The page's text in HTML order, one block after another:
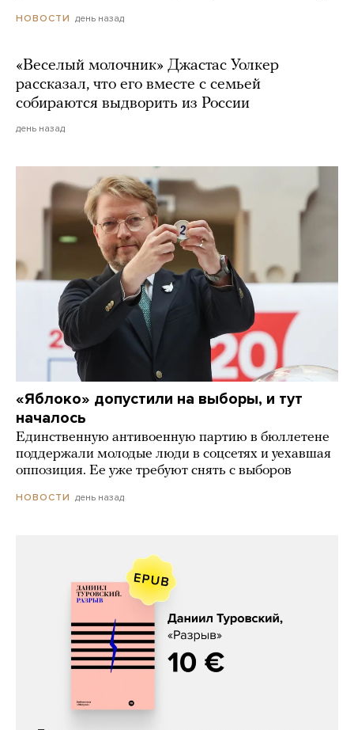
НОВОСТИ день назад
«Веселый молочник» Джастас Уолкер
рассказал, что его вместе с семьей
собираются выдворить из России
день назад
«Яблоко» допустили на выборы, и тут
началось
Единственную антивоенную партию в бюллетене
поддержали молодые люди в соцсетях и уехавшая
оппозиция. Ее уже требуют снять с выборов
НОВОСТИ день назад
Даниил Туровский, «Разрыв»